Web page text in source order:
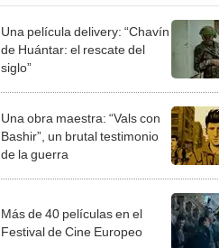
Una película delivery: “Chavín
de Huántar: el rescate del
siglo”
Una obra maestra: “Vals con
Bashir”, un brutal testimonio
de la guerra
Más de 40 películas en el
Festival de Cine Europeo